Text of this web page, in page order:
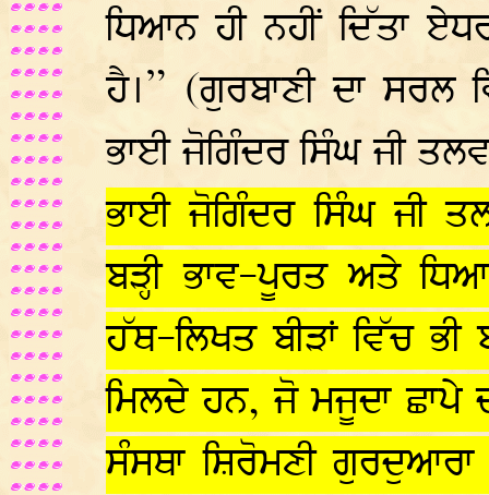
ਧਿਆਨ ਹੀ ਨਹੀਂ ਦਿੱਤਾ
ਹੈ।” (ਗੁਰਬਾਣੀ ਦਾ
ਭਾਈ ਜੋਗਿੰਦਰ ਸਿੰਘ ਜੀ
ਭਾਈ ਜੋਗਿੰਦਰ ਸਿੰਘ ਜੀ
ਬੜ੍ਹੀ ਭਾਵ-ਪੂਰਤ ਅਤੇ
ਹੱਥ-ਲਿਖਤ ਬੀੜਾਂ ਵਿੱਚ
ਮਿਲਦੇ ਹਨ, ਜੋ ਮਜੂਦਾ ਛਾਪੇ
ਸੰਸਥਾ ਸ਼ਿਰੋਮਣੀ ਗੁਰਦੁਆਰਾ